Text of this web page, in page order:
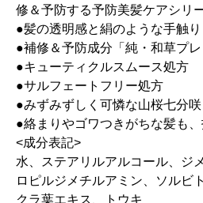
修＆予防する予防美髪ケアシリ
●髪の透明感と絹のような手触り
●補修＆予防成分「純・和草プ
●キューティクルスムース処方
●サルフェートフリー処方
●みずみずしく可憐な山桜七分咲
●絡まりやゴワつきがちな髪も
<成分表記>
水、ステアリルアルコール、ジ
ロピルジメチルアミン、ソルビ
クラ葉エキス、トウキ